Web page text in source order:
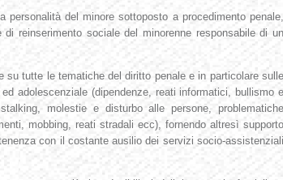
del minore sottoposto a procedimento penale,
reinserimento sociale del minorenne responsabile di un
su tutte le tematiche del diritto penale e in particolare sulle
adolescenziale (dipendenze, reati informatici, bullismo e
molestie e disturbo alle persone, problematiche
mobbing, reati stradali ecc), fornendo altresì supporto
con il costante ausilio dei servizi socio-assistenziali